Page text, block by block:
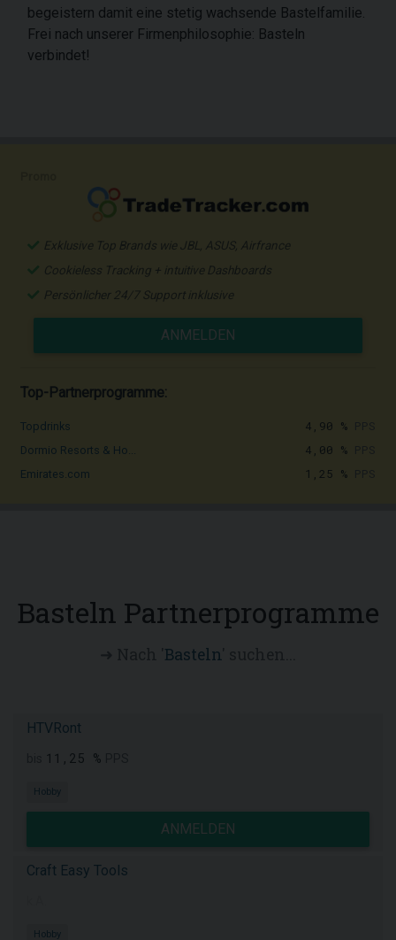
begeistern damit eine stetig wachsende Bastelfamilie.
Frei nach unserer Firmenphilosophie: Basteln
verbindet!
Exklusive Top Brands wie JBL, ASUS, Airfrance
Cookieless Tracking + intuitive Dashboards
Persönlicher 24/7 Support inklusive
ANMELDEN
Top-Partnerprogramme:
Topdrinks 4,90 %
Dormio Resorts & Ho... 4,00 %
Emirates.com 1,25 %
Basteln Partnerprogramme
Basteln
HTVRont
11,25 %
Hobby
ANMELDEN
Craft Easy Tools
Hobby